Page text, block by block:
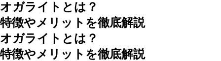
オガライトとは？
特徴やメリットを徹底解説
オガライトとは？
特徴やメリットを徹底解説